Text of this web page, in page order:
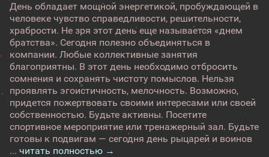
День обладает мощной энергетикой, пробуждающей в
человеке чувство справедливости, решительности,
храбрости. Не зря этот день еще называется «днем
братства». Сегодня полезно объединяться в
компании. Любые коллективные занятия
благоприятны. В этот день необходимо отбросить
сомнения и сохранять чистоту помыслов. Нельзя
проявлять эгоистичность, мелочность. Возможно,
придется пожертвовать своими интересами или своей
собственностью. Будьте активны. Посетите
спортивное мероприятие или тренажерный зал. Будьте
готовы к подвигам — сегодня день рыцарей и воинов
... читать полностью →